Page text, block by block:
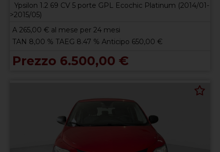
Ypsilon 1.2 69 CV 5 porte GPL Ecochic Platinum (2014/01-
>2015/05)
A 265,00 € al mese per 24 mesi
TAN 8,00 % TAEG 8.47 % Anticipo 650,00 €
Prezzo 6.500,00 €